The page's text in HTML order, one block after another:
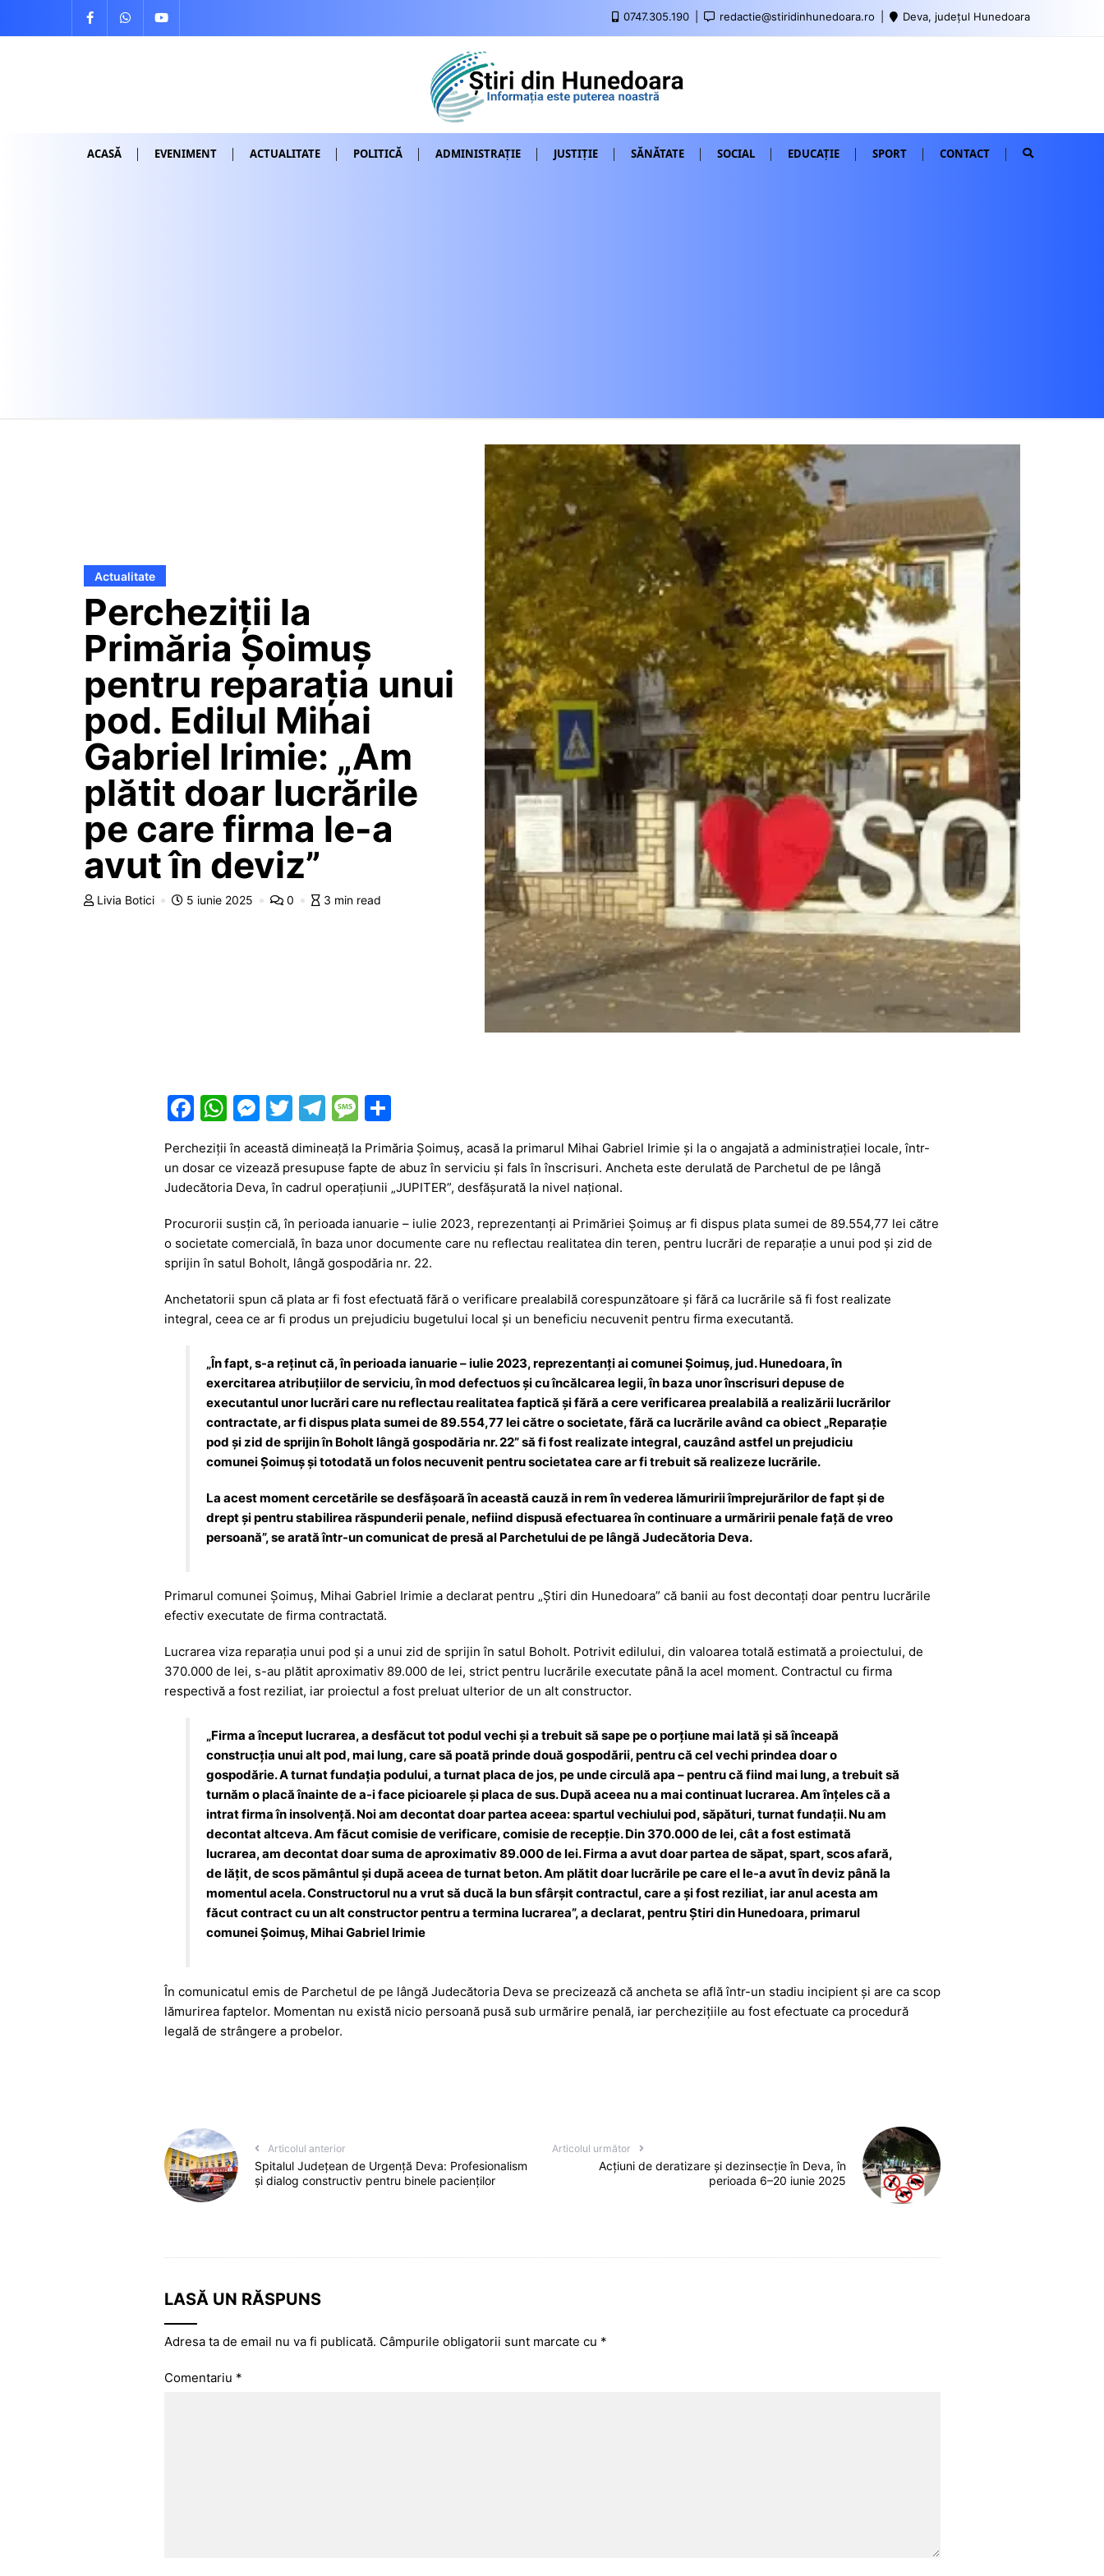
0747.305.190 redactie@stiridinhunedoara.ro Deva, județul Hunedoara
ACASĂ EVENIMENT ACTUALITATE POLITICĂ ADMINISTRAȚIE JUSTIȚIE SĂNĂTATE SOCIAL EDUCAȚIE SPORT CONTACT
Actualitate
Percheziții la
Primăria Șoimuș
pentru reparația unui
pod. Edilul Mihai
Gabriel Irimie: „Am
plătit doar lucrările
pe care firma le-a
avut în deviz”
Livia Botici 5 iunie 2025 0 3 min read
F
c
e
b
o
o
k
W
h
at
s
A
p
p
M
s
s
e
n
g
er
T
w
itt
er
T
e
gr
a
m
M
s
s
a
g
e
P
ar
ta
je
a
z
ă
Percheziții în această dimineață la Primăria Șoimuș, acasă la primarul Mihai Gabriel Irimie și la o angajată a administrației locale, într-
un dosar ce vizează presupuse fapte de abuz în serviciu și fals în înscrisuri. Ancheta este derulată de Parchetul de pe lângă
Judecătoria Deva, în cadrul operațiunii „JUPITER”, desfășurată la nivel național.
Procurorii susțin că, în perioada ianuarie – iulie 2023, reprezentanți ai Primăriei Șoimuș ar fi dispus plata sumei de 89.554,77 lei către
o societate comercială, în baza unor documente care nu reflectau realitatea din teren, pentru lucrări de reparație a unui pod și zid de
sprijin în satul Boholt, lângă gospodăria nr. 22.
Anchetatorii spun că plata ar fi fost efectuată fără o verificare prealabilă corespunzătoare și fără ca lucrările să fi fost realizate
integral, ceea ce ar fi produs un prejudiciu bugetului local și un beneficiu necuvenit pentru firma executantă.
„În fapt, s-a reţinut că, în perioada ianuarie – iulie 2023, reprezentanţi ai comunei Şoimuş, jud. Hunedoara, în
exercitarea atribuțiilor de serviciu, în mod defectuos şi cu încălcarea legii, în baza unor înscrisuri depuse de
executantul unor lucrări care nu reflectau realitatea faptică şi fără a cere verificarea prealabilă a realizării lucrărilor
contractate, ar fi dispus plata sumei de 89.554,77 lei către o societate, fără ca lucrările având ca obiect „Reparație
pod și zid de sprijin în Boholt lângă gospodăria nr. 22” să fi fost realizate integral, cauzând astfel un prejudiciu
comunei Șoimuș şi totodată un folos necuvenit pentru societatea care ar fi trebuit să realizeze lucrările.
La acest moment cercetările se desfăşoară în această cauză in rem în vederea lămuririi împrejurărilor de fapt şi de
drept şi pentru stabilirea răspunderii penale, nefiind dispusă efectuarea în continuare a urmăririi penale faţă de vreo
persoană”, se arată într-un comunicat de presă al Parchetului de pe lângă Judecătoria Deva.
Primarul comunei Șoimuș, Mihai Gabriel Irimie a declarat pentru „Știri din Hunedoara” că banii au fost decontați doar pentru lucrările
efectiv executate de firma contractată.
Lucrarea viza reparația unui pod și a unui zid de sprijin în satul Boholt. Potrivit edilului, din valoarea totală estimată a proiectului, de
370.000 de lei, s-au plătit aproximativ 89.000 de lei, strict pentru lucrările executate până la acel moment. Contractul cu firma
respectivă a fost reziliat, iar proiectul a fost preluat ulterior de un alt constructor.
„Firma a început lucrarea, a desfăcut tot podul vechi și a trebuit să sape pe o porțiune mai lată și să înceapă
construcția unui alt pod, mai lung, care să poată prinde două gospodării, pentru că cel vechi prindea doar o
gospodărie. A turnat fundația podului, a turnat placa de jos, pe unde circulă apa – pentru că fiind mai lung, a trebuit să
turnăm o placă înainte de a-i face picioarele și placa de sus. După aceea nu a mai continuat lucrarea. Am înțeles că a
intrat firma în insolvență. Noi am decontat doar partea aceea: spartul vechiului pod, săpături, turnat fundații. Nu am
decontat altceva. Am făcut comisie de verificare, comisie de recepție. Din 370.000 de lei, cât a fost estimată
lucrarea, am decontat doar suma de aproximativ 89.000 de lei. Firma a avut doar partea de săpat, spart, scos afară,
de lățit, de scos pământul și după aceea de turnat beton. Am plătit doar lucrările pe care el le-a avut în deviz până la
momentul acela. Constructorul nu a vrut să ducă la bun sfârșit contractul, care a și fost reziliat, iar anul acesta am
făcut contract cu un alt constructor pentru a termina lucrarea”, a declarat, pentru Știri din Hunedoara, primarul
comunei Șoimuș, Mihai Gabriel Irimie
În comunicatul emis de Parchetul de pe lângă Judecătoria Deva se precizează că ancheta se află într-un stadiu incipient și are ca scop
lămurirea faptelor. Momentan nu există nicio persoană pusă sub urmărire penală, iar perchezițiile au fost efectuate ca procedură
legală de strângere a probelor.
Articolul anterior
Spitalul Județean de Urgență Deva: Profesionalism
și dialog constructiv pentru binele pacienților
Articolul următor
Acțiuni de deratizare și dezinsecție în Deva, în
perioada 6–20 iunie 2025
LASĂ UN RĂSPUNS
Adresa ta de email nu va fi publicată. Câmpurile obligatorii sunt marcate cu *
Comentariu *